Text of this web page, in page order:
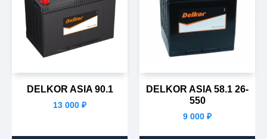
DELKOR ASIA 90.1
13 000 ₽
DELKOR ASIA 58.1 26-
550
9 000 ₽